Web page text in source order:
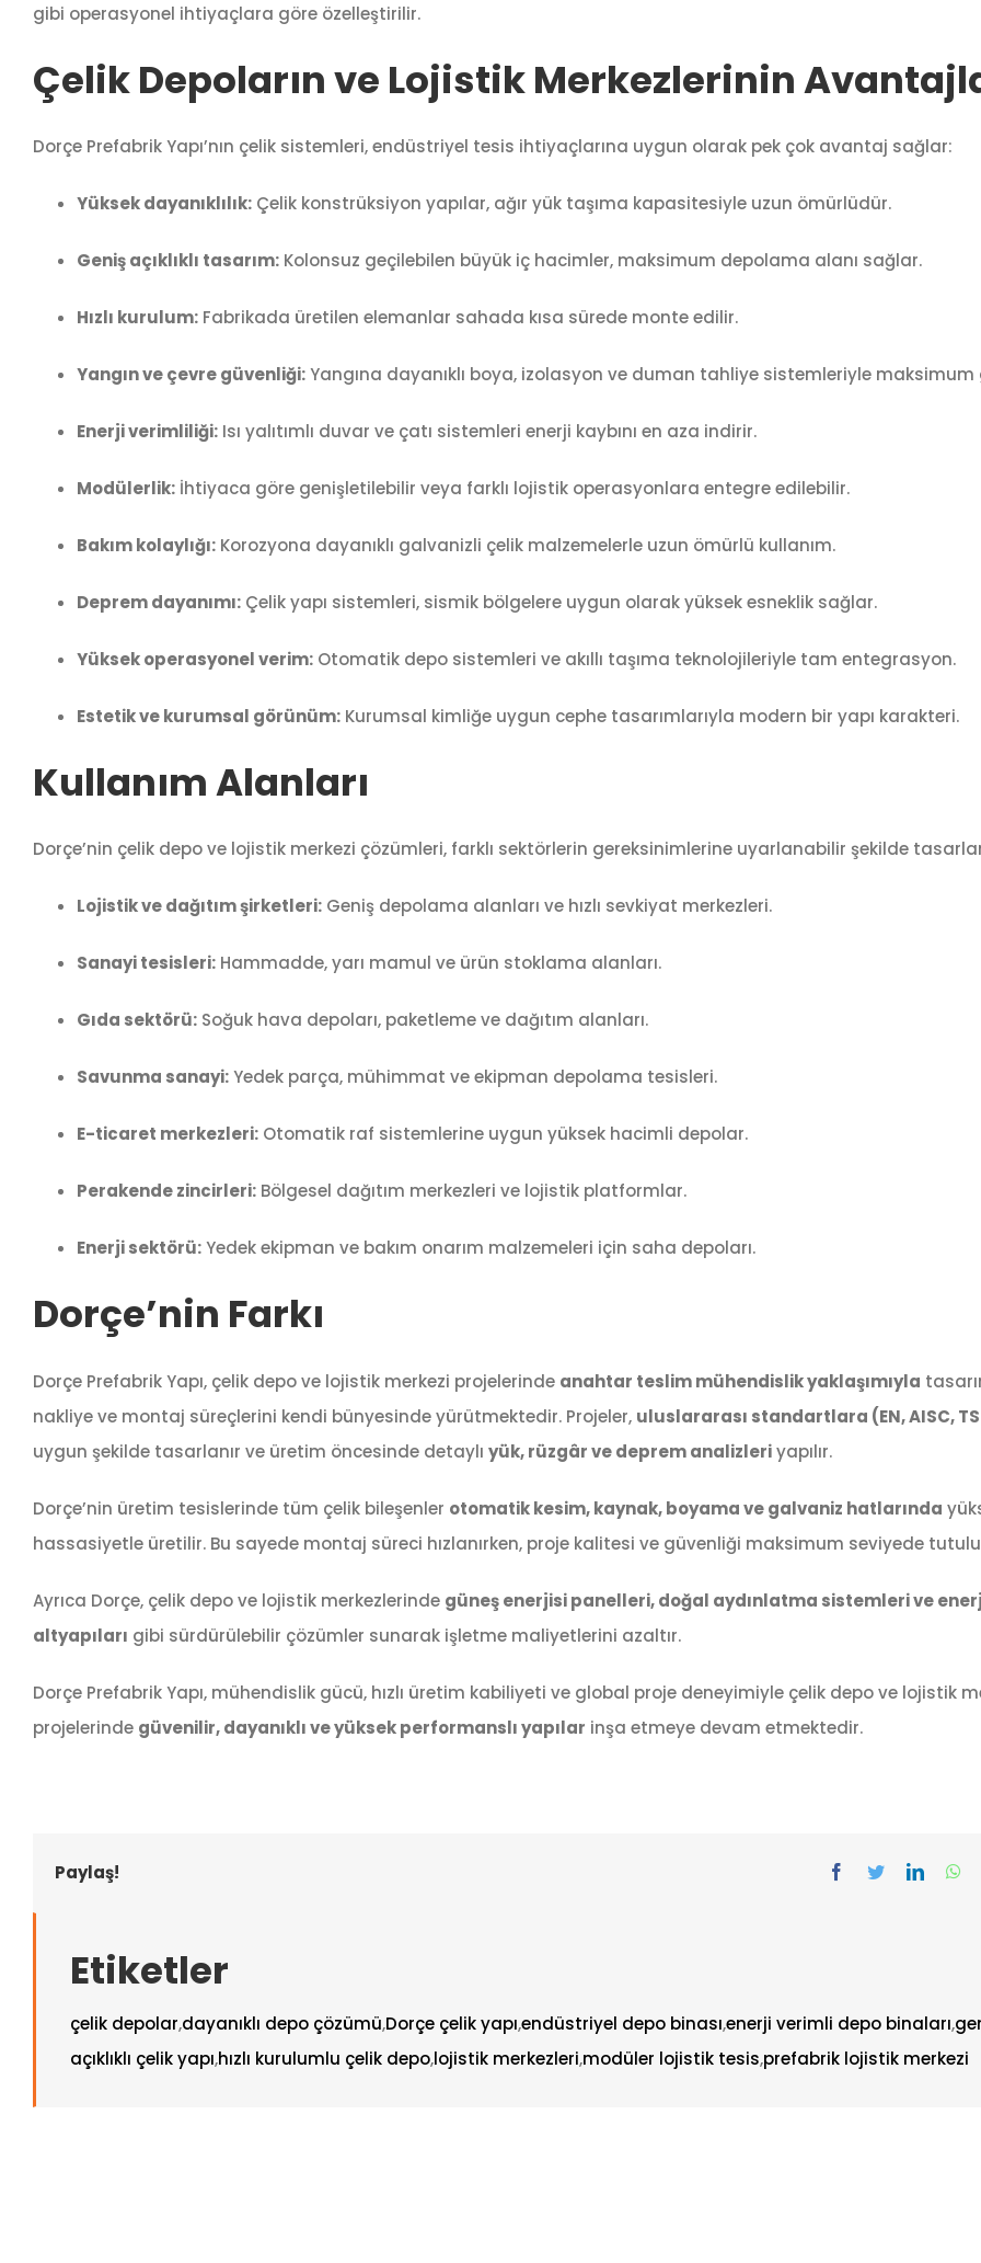
gibi operasyonel ihtiyaçlara göre özelleştirilir.
Çelik Depoların ve Lojistik Merkezlerinin
Dorçe Prefabrik Yapı’nın çelik sistemleri, endüstriyel tesis ihtiyaçlarına uygun olarak pek çok avantaj sağlar:
Yüksek dayanıklılık:Çelik konstrüksiyon yapılar, ağır yük taşıma kapasitesiyle uzun ömürlüdür.
Geniş açıklıklı tasarım:Kolonsuz geçilebilen büyük iç hacimler, maksimum depolama alanı sağlar.
Hızlı kurulum:Fabrikada üretilen elemanlar sahada kısa sürede monte edilir.
Yangın ve çevre güvenliği:Yangına dayanıklı boya, izolasyon ve duman tahliye sistemleriyle maksimum
Enerji verimliliği:Isı yalıtımlı duvar ve çatı sistemleri enerji kaybını en aza indirir.
Modülerlik:İhtiyaca göre genişletilebilir veya farklı lojistik operasyonlara entegre edilebilir.
Bakım kolaylığı:Korozyona dayanıklı galvanizli çelik malzemelerle uzun ömürlü kullanım.
Deprem dayanımı:Çelik yapı sistemleri, sismik bölgelere uygun olarak yüksek esneklik sağlar.
Yüksek operasyonel verim:Otomatik depo sistemleri ve akıllı taşıma teknolojileriyle tam entegrasyon.
Estetik ve kurumsal görünüm:Kurumsal kimliğe uygun cephe tasarımlarıyla modern bir yapı karakteri.
Kullanım Alanları
Dorçe’nin çelik depo ve lojistik merkezi çözümleri, farklı sektörlerin gereksinimlerine uyarlanabilir şekilde
Lojistik ve dağıtım şirketleri:Geniş depolama alanları ve hızlı sevkiyat merkezleri.
Sanayi tesisleri:Hammadde, yarı mamul ve ürün stoklama alanları.
Gıda sektörü:Soğuk hava depoları, paketleme ve dağıtım alanları.
Savunma sanayi:Yedek parça, mühimmat ve ekipman depolama tesisleri.
E-ticaret merkezleri:Otomatik raf sistemlerine uygun yüksek hacimli depolar.
Perakende zincirleri:Bölgesel dağıtım merkezleri ve lojistik platformlar.
Enerji sektörü:Yedek ekipman ve bakım onarım malzemeleri için saha depoları.
Dorçe’nin Farkı
Dorçe Prefabrik Yapı, çelik depo ve lojistik merkezi projelerinde anahtar teslim mühendislik yaklaşımıyla
nakliye ve montaj süreçlerini kendi bünyesinde yürütmektedir. Projeler, uluslararası standartlara (EN, AISC,
uygun şekilde tasarlanır ve üretim öncesinde detaylı yük, rüzgâr ve deprem analizleriyapılır.
Dorçe’nin üretim tesislerinde tüm çelik bileşenler otomatik kesim, kaynak, boyama ve galvaniz hatlarında
hassasiyetle üretilir. Bu sayede montaj süreci hızlanırken, proje kalitesi ve güvenliği maksimum seviyede
Ayrıca Dorçe, çelik depo ve lojistik merkezlerinde güneş enerjisi panelleri, doğal aydınlatma sistemleri ve
altyapıları gibi sürdürülebilir çözümler sunarak işletme maliyetlerini azaltır.
Dorçe Prefabrik Yapı, mühendislik gücü, hızlı üretim kabiliyeti ve global proje deneyimiyle çelik depo ve lojistik
projelerinde güvenilir, dayanıklı ve yüksek performanslı yapılar inşa etmeye devam etmektedir.
Paylaş!
Etiketler
çelik depolar,dayanıklı depo çözümü,Dorçe çelik yapı,endüstriyel depo binası,enerji verimli depo binaları,
açıklıklı çelik yapı,hızlı kurulumlu çelik depo,lojistik merkezleri,modüler lojistik tesis,prefabrik lojistik merkezi